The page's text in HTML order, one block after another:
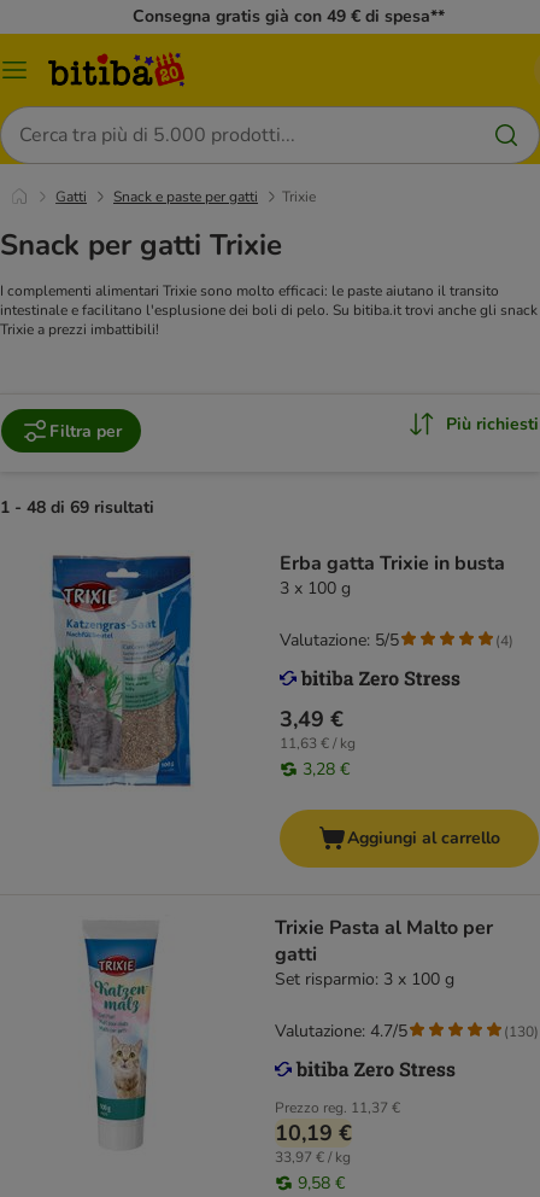
Consegna gratis già con 49 € di spesa**
Overview
Cerca
Gatti Snack e paste per gatti Trixie
Snack per gatti Trixie
I complementi alimentari Trixie sono molto efficaci: le paste aiutano il transito
intestinale e facilitano l'esplusione dei boli di pelo. Su bitiba.it trovi anche gli snack
Trixie a prezzi imbattibili!
Filtra per Più richiesti
1 - 48 di 69 risultati
Erba gatta Trixie in busta
3 x 100 g
3,49 €
11,63 € / kg
3,28 €
Valutazione: 5/5 (4)
Aggiungi al carrello
Trixie Pasta al Malto per
gatti
Set risparmio: 3 x 100 g
Prezzo reg. 11,37 €
10,19 €
33,97 € / kg
9,58 €
Valutazione: 4.7/5 (130)